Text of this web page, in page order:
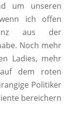
um unseren
ich offen
aus der
Noch mehr
Ladies, mehr
dem roten
Politiker
bereichern